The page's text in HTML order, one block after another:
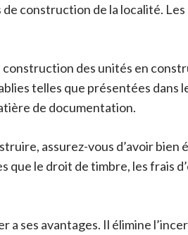
construction de la localité.
des unités en
telles que présentées dans
de documentation.
assurez-vous d’avoir bien
que le droit de timbre, les frais
a ses avantages. Il élimine